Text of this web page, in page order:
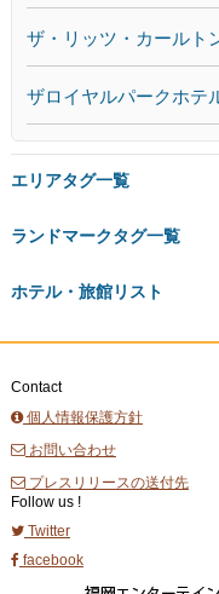
ザ・リッツ・カールト
ザロイヤルパークホテ
エリアタグ一覧
ランドマークタグ一覧
ホテル・旅館リスト
Contact
個人情報保護方針
お問い合わせ
プレスリリースの送付先
Follow us !
Twitter
facebook